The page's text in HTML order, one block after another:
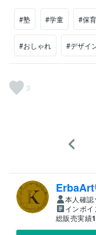
#塾 #学童 #保
#おしゃれ #デザイ
3
ErbaArt
本人確認
インボ
総販売実績